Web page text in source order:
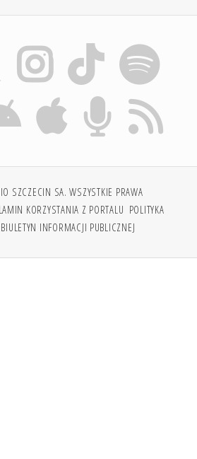
SZCZECIN SA. WSZYSTKIE PRAWA
KORZYSTANIA Z PORTALU POLITYKA
BIULETYN INFORMACJI PUBLICZNEJ